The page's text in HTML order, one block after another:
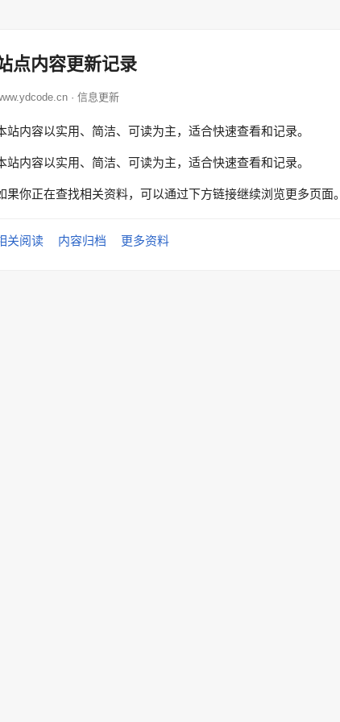
点内容更新记录
· 信息更新
站内容以实用、简洁、可读为主，适合快速查看和记录。
站内容以实用、简洁、可读为主，适合快速查看和记录。
果你正在查找相关资料，可以通过下方链接继续浏览更多页面。
关阅读 内容归档 更多资料